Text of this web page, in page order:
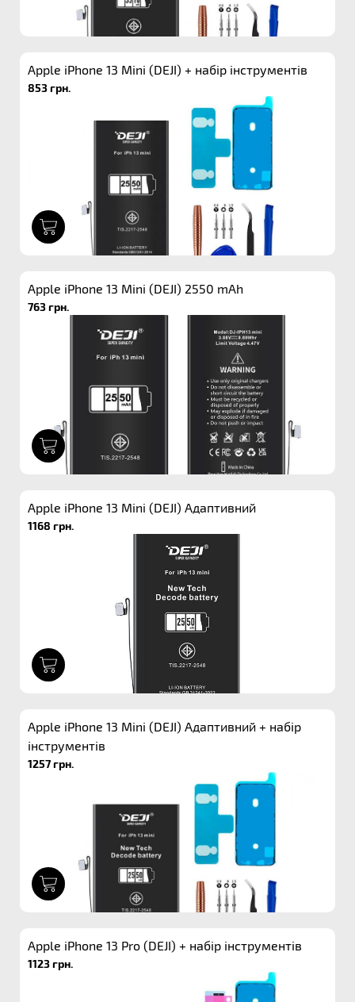
Apple iPhone 13 Mini (DEJI) + набір інструментів
853 грн.
Apple iPhone 13 Mini (DEJI) 2550 mAh
763 грн.
Apple iPhone 13 Mini (DEJI) Адаптивний
1168 грн.
Apple iPhone 13 Mini (DEJI) Адаптивний + набір
інструментів
1257 грн.
Apple iPhone 13 Pro (DEJI) + набір інструментів
1123 грн.